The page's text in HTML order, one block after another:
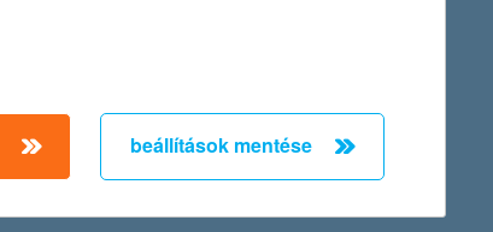
beállítások mentése